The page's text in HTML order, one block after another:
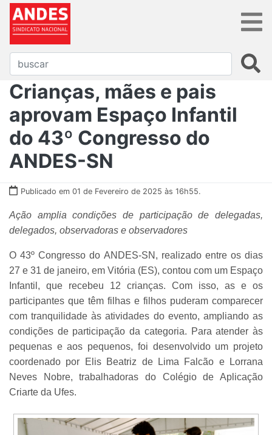
Crianças, mães e pais
aprovam Espaço Infantil
do 43º Congresso do
ANDES-SN
Publicado em 01 de Fevereiro de 2025 às 16h55.
Ação amplia condições de participação de delegadas,
delegados, observadoras e observadores
O 43º Congresso do ANDES-SN, realizado entre os dias
27 e 31 de janeiro, em Vitória (ES), contou com um Espaço
Infantil, que recebeu 12 crianças. Com isso, as e os
participantes que têm filhas e filhos puderam comparecer
com tranquilidade às atividades do evento, ampliando as
condições de participação da categoria. Para atender às
pequenas e aos pequenos, foi desenvolvido um projeto
coordenado por Elis Beatriz de Lima Falcão e Lorrana
Neves Nobre, trabalhadoras do Colégio de Aplicação
Criarte da Ufes.